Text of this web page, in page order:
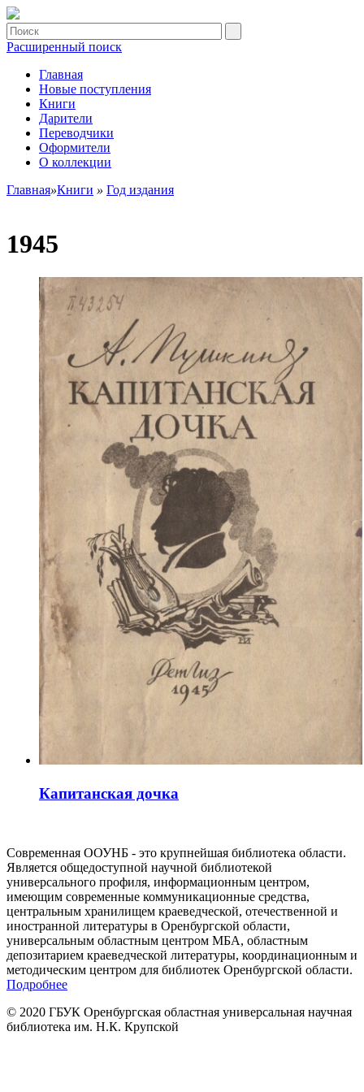
Расширенный поиск
Главная
Новые поступления
Книги
Дарители
Переводчики
Оформители
О коллекции
Главная»Книги » Год издания
1945
Капитанская дочка
Современная ООУНБ - это крупнейшая библиотека области.
Является общедоступной научной библиотекой
универсального профиля, информационным центром,
имеющим современные коммуникационные средства,
центральным хранилищем краеведческой, отечественной и
иностранной литературы в Оренбургской области,
универсальным областным центром МБА, областным
депозитарием краеведческой литературы, координационным и
методическим центром для библиотек Оренбургской области.
Подробнее
© 2020 ГБУК Оренбургская областная универсальная научная
библиотека им. Н.К. Крупской